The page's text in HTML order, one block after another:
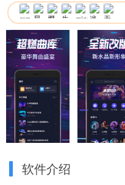
软件介绍